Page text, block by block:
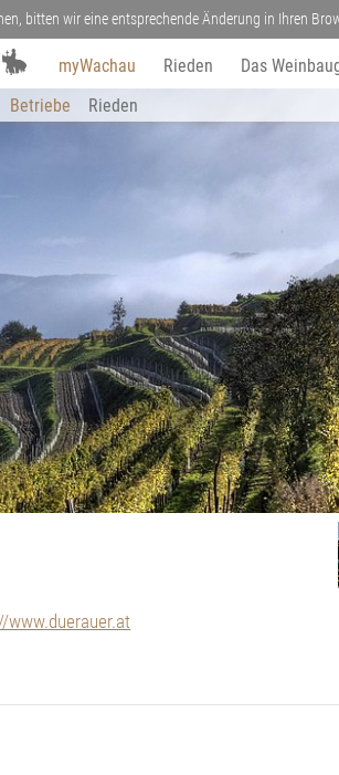
bitten wir eine entsprechende Änderung in Ihren
myWachau
Betriebe
Rieden
Rieden Das
www.duerauer.at